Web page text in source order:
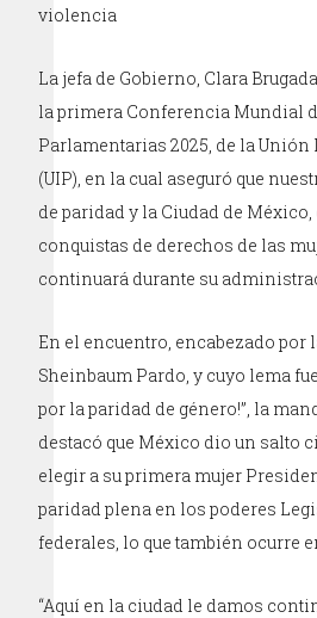
violencia
La jefa de Gobierno, Clara
la primera Conferencia Mundial
Parlamentarias 2025, de la
(UIP), en la cual aseguró que
de paridad y la Ciudad de
conquistas de derechos de las
continuará durante su
En el encuentro, encabezado por
Sheinbaum Pardo, y cuyo lema
por la paridad de género!”, la
destacó que México dio un salto
elegir a su primera mujer
paridad plena en los poderes
federales, lo que también ocurre
“Aquí en la ciudad le damos